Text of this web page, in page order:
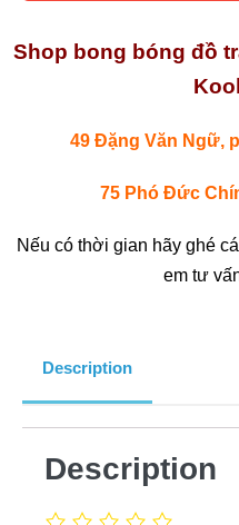
Shop bong bóng đồ
49 Đặng Văn Ngữ,
75 Phó Đức
Nếu có thời gian hãy ghé
em tư
Description
Description